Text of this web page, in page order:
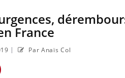
France
| Par Anaïs Col